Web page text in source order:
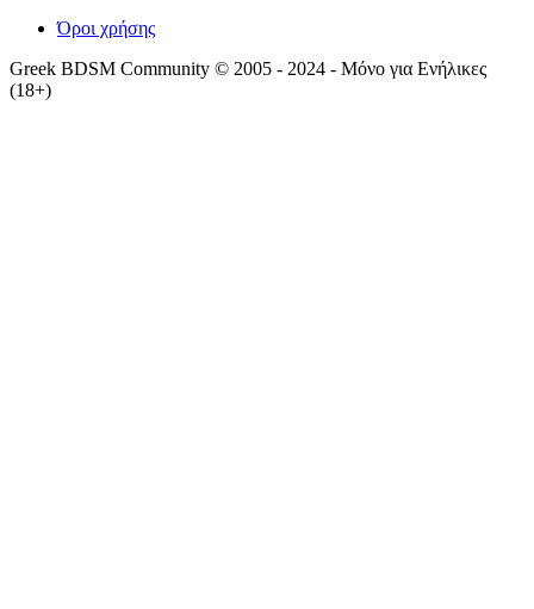
Όροι χρήσης
Greek BDSM Community © 2005 - 2024 - Μόνο για Ενήλικες
(18+)